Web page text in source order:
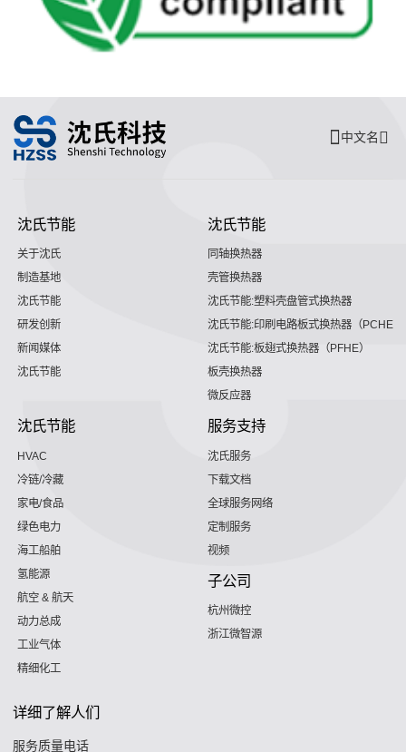
中文名
沈氏节能
关于沈氏
制造基地
沈氏节能
研发创新
新闻媒体
沈氏节能
沈氏节能
同轴换热器
壳管换热器
沈氏节能:塑料壳盘管式换热器
沈氏节能:印刷电路板式换热器（PCHE）
沈氏节能:板翅式换热器（PFHE）
板壳换热器
微反应器
沈氏节能
HVAC
冷链/冷藏
家电/食品
绿色电力
海工船舶
氢能源
航空 & 航天
动力总成
工业气体
精细化工
服务支持
沈氏服务
下载文档
全球服务网络
定制服务
视频
子公司
杭州微控
浙江微智源
详细了解人们
服务质量电话